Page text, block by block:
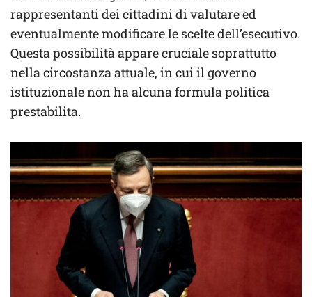
rappresentanti dei cittadini di valutare ed
eventualmente modificare le scelte dell’esecutivo.
Questa possibilità appare cruciale soprattutto
nella circostanza attuale, in cui il governo
istituzionale non ha alcuna formula politica
prestabilita.